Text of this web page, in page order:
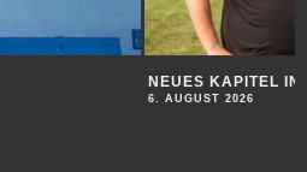
NEUES KAPITEL IN
6. AUGUST 2026